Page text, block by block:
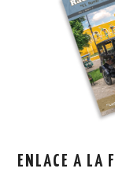
ENLACE A LA